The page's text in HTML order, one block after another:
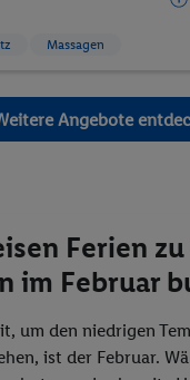
Massagen
Angebote
Ferien
im Februar
um den niedrigen
ist der Februar.